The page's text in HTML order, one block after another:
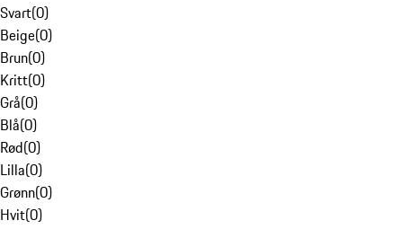
Svart(0)
Beige(0)
Brun(0)
Kritt(0)
Grå(0)
Blå(0)
Rød(0)
Lilla(0)
Grønn(0)
Hvit(0)